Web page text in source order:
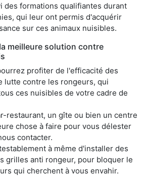
des formations qualifiantes durant
qui leur ont permis d'acquérir
sur ces animaux nuisibles.
meilleure solution contre
profiter de l'efficacité des
lutte contre les rongeurs, qui
ces nuisibles de votre cadre de
restaurant, un gîte ou bien un centre
chose à faire pour vous délester
contacter.
à même d'installer des
grilles anti rongeur, pour bloquer le
qui cherchent à vous envahir.